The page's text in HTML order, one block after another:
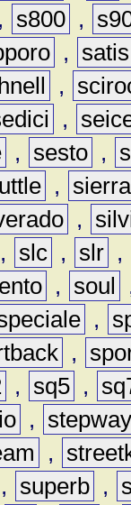
, s800 ,
,
satis
,
,
, sesto ,
,
sierra
,
, slc , slr ,
, soul
,
,
, sq5 ,
,
,
, superb ,